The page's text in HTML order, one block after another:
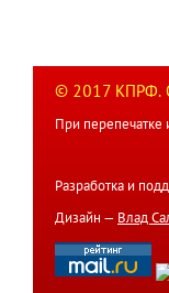
© 2017 КПРФ.
При
Разработка и
Дизайн — Влад